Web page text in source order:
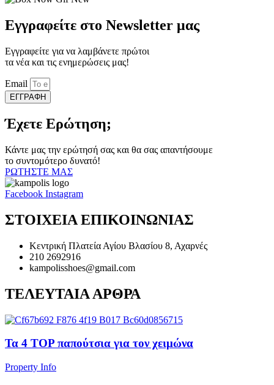
Εγγραφείτε στο Newsletter μας
Εγγραφείτε για να λαμβάνετε πρώτοι
τα νέα και τις ενημερώσεις μας!
Email
ΕΓΓΡΑΦΗ
Έχετε Ερώτηση;
Κάντε μας την ερώτησή σας και θα σας απαντήσουμε
το συντομότερο δυνατό!
ΡΩΤΗΣΤΕ ΜΑΣ
Facebook Instagram
ΣΤΟΙΧΕΙΑ ΕΠΙΚΟΙΝΩΝΙΑΣ
Κεντρική Πλατεία Αγίου Βλασίου 8, Αχαρνές
210 2692916
kampolisshoes@gmail.com
ΤΕΛΕΥΤΑΙΑ ΑΡΘΡΑ
Τα 4 TOP παπούτσια για τον χειμώνα
Property Info